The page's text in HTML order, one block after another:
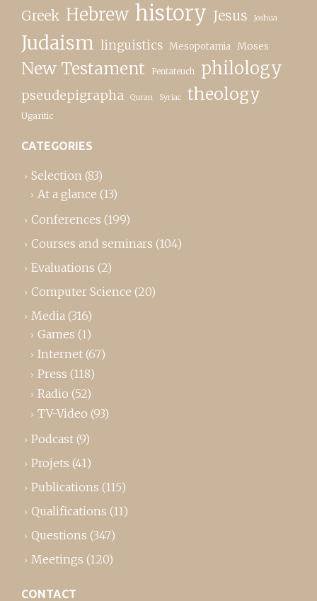
Greek Hebrew history Jesus Joshua
Judaism linguistics Mesopotamia Moses
New Testament Pentateuch philology
pseudepigrapha Quran Syriac theology
Ugaritic
CATEGORIES
Selection (83)
At a glance (13)
Conferences (199)
Courses and seminars (104)
Evaluations (2)
Computer Science (20)
Media (316)
Games (1)
Internet (67)
Press (118)
Radio (52)
TV-Video (93)
Podcast (9)
Projets (41)
Publications (115)
Qualifications (11)
Questions (347)
Meetings (120)
CONTACT